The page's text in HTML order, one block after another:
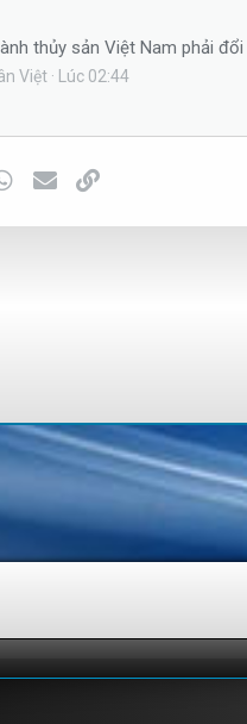
thủy sản Việt Nam phải
Việt
Lúc 02:44
WhatsApp
Email